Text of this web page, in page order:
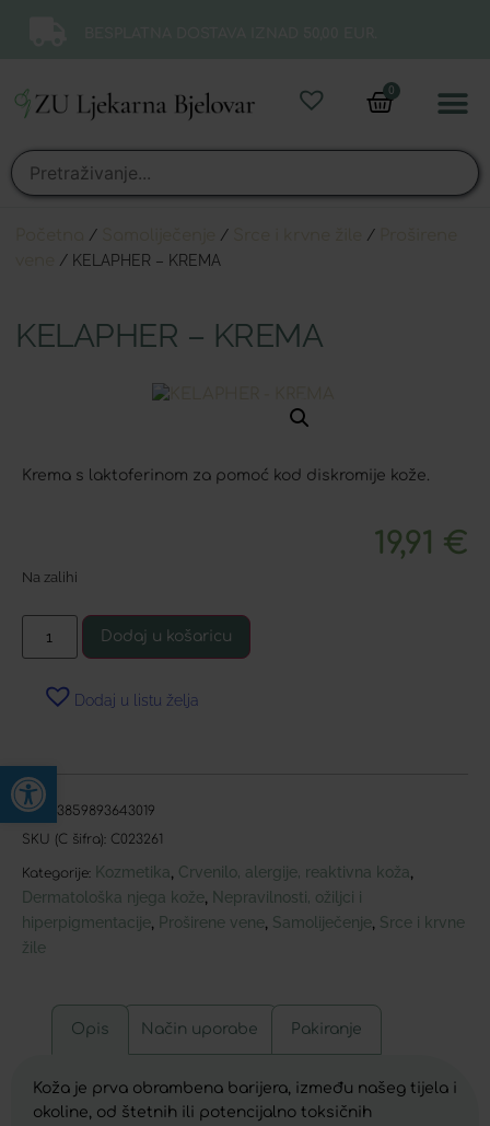
Open toolbar
0
/ / /
/ KELAPHER – KREMA
KELAPHER – KREMA
Krema s laktoferinom za pomoć kod diskromije kože.
19,91 €
Na zalihi
Dodaj u košaricu
Dodaj u listu želja
EAN: 3859893643019
SKU (C šifra): C023261
Kategorije: Kozmetika Crvenilo, alergije, reaktivna koža
Dermatološka njega kože Nepravilnosti, ožiljci i
hiperpigmentacije Proširene vene Samoliječenje Srce i krvne
žile
Opis Način uporabe Pakiranje
Koža je prva obrambena barijera, između našeg tijela i
okoline, od štetnih ili potencijalno toksičnih